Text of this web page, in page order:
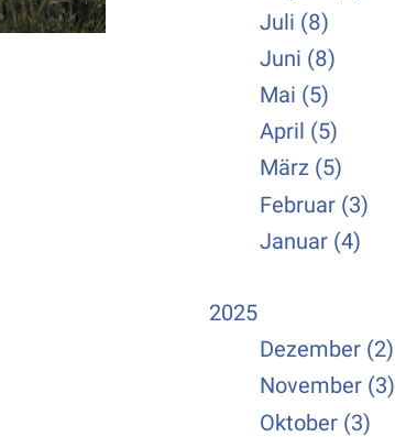
Juli (8)
Juni (8)
Mai (5)
April (5)
März (5)
Februar (3)
Januar (4)
2025
Dezember (2)
November (3)
Oktober (3)